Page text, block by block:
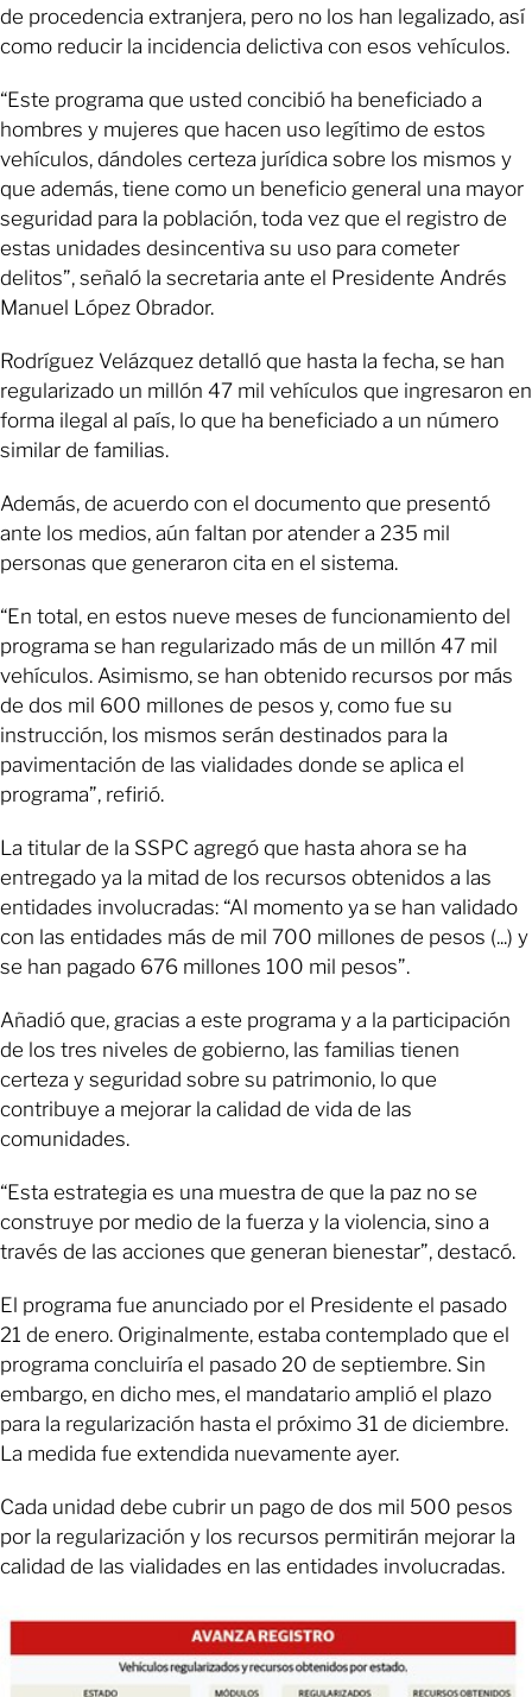
de procedencia extranjera, pero no los han legalizado, así
como reducir la incidencia delictiva con esos vehículos.
“Este programa que usted concibió ha beneficiado a
hombres y mujeres que hacen uso legítimo de estos
vehículos, dándoles certeza jurídica sobre los mismos y
que además, tiene como un beneficio general una mayor
seguridad para la población, toda vez que el registro de
estas unidades desincentiva su uso para cometer
delitos”, señaló la secretaria ante el Presidente Andrés
Manuel López Obrador.
Rodríguez Velázquez detalló que hasta la fecha, se han
regularizado un millón 47 mil vehículos que ingresaron en
forma ilegal al país, lo que ha beneficiado a un número
similar de familias.
Además, de acuerdo con el documento que presentó
ante los medios, aún faltan por atender a 235 mil
personas que generaron cita en el sistema.
“En total, en estos nueve meses de funcionamiento del
programa se han regularizado más de un millón 47 mil
vehículos. Asimismo, se han obtenido recursos por más
de dos mil 600 millones de pesos y, como fue su
instrucción, los mismos serán destinados para la
pavimentación de las vialidades donde se aplica el
programa”, refirió.
La titular de la SSPC agregó que hasta ahora se ha
entregado ya la mitad de los recursos obtenidos a las
entidades involucradas: “Al momento ya se han validado
con las entidades más de mil 700 millones de pesos (...) y
se han pagado 676 millones 100 mil pesos”.
Añadió que, gracias a este programa y a la participación
de los tres niveles de gobierno, las familias tienen
certeza y seguridad sobre su patrimonio, lo que
contribuye a mejorar la calidad de vida de las
comunidades.
“Esta estrategia es una muestra de que la paz no se
construye por medio de la fuerza y la violencia, sino a
través de las acciones que generan bienestar”, destacó.
El programa fue anunciado por el Presidente el pasado
21 de enero. Originalmente, estaba contemplado que el
programa concluiría el pasado 20 de septiembre. Sin
embargo, en dicho mes, el mandatario amplió el plazo
para la regularización hasta el próximo 31 de diciembre.
La medida fue extendida nuevamente ayer.
Cada unidad debe cubrir un pago de dos mil 500 pesos
por la regularización y los recursos permitirán mejorar la
calidad de las vialidades en las entidades involucradas.